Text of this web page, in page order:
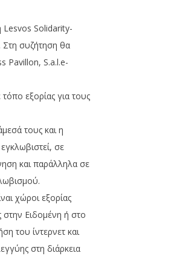
Lesvos Solidarity-
συζήτηση θα
Pavillon, S.a.l.e-
εξορίας για τους
τους και η
σε
και παράλληλα σε
χώροι εξορίας
Ειδομένη ή στο
του ίντερνετ και
στη διάρκεια